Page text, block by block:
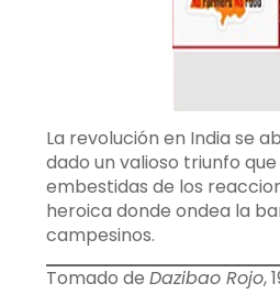
La revolución en India se
dado un valioso triunfo
embestidas de los
heroica donde ondea la
campesinos.
Tomado de Dazibao Rojo,